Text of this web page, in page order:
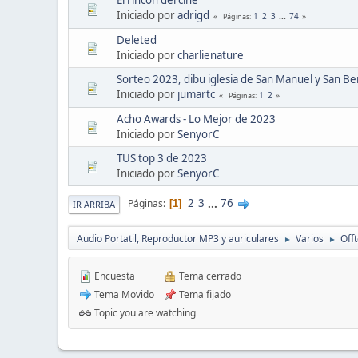
Iniciado poradrigd Páginas 1 2 3 ... 74
Deleted
Iniciado porcharlienature
Sorteo 2023, dibu iglesia de San Manuel y San
Iniciado por jumartc Páginas 1 2
Acho Awards - Lo Mejor de 2023
Iniciado porSenyorC
TUS top 3 de 2023
Iniciado porSenyorC
IR ARRIBA Páginas 1 2 3 ... 76
Audio Portatil, Reproductor MP3 y auriculares ► Varios ►
Encuesta
Tema Movido
Tema cerrado
Tema fijado
Topic you are watching